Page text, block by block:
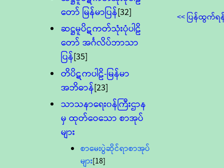
တော် မြန်မာပြန်[32]
ဆဋ္ဌမူပိဋကတ်သုံးပုံပါဠိ
တော် အင်္ဂလိပ်ဘာသာ
ပြန်[35]
တိပိဋကပါဠိ-မြန်မာ
အဘိဓာန်[23]
သာသနာရေး၀န်ကြီးဌာန
မှ ထုတ်ဝေသော စာအုပ်
များ
စာမေးပွဲဆိုင်ရာစာအုပ်
များ[18]
<< ပြန်ထွက်ရ